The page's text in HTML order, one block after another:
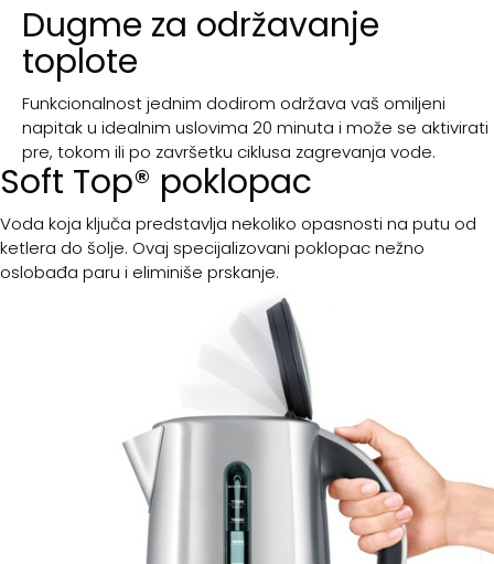
Dugme za održavanje
toplote
Funkcionalnost jednim dodirom održava vaš omiljeni
napitak u idealnim uslovima 20 minuta i može se aktivirati
pre, tokom ili po završetku ciklusa zagrevanja vode.
Soft Top® poklopac
Voda koja ključa predstavlja nekoliko opasnosti na putu od
ketlera do šolje. Ovaj specijalizovani poklopac nežno
oslobađa paru i eliminiše prskanje.